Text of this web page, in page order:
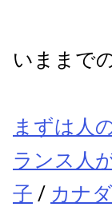
いままで
まずは人
ランス人
子 / カナ